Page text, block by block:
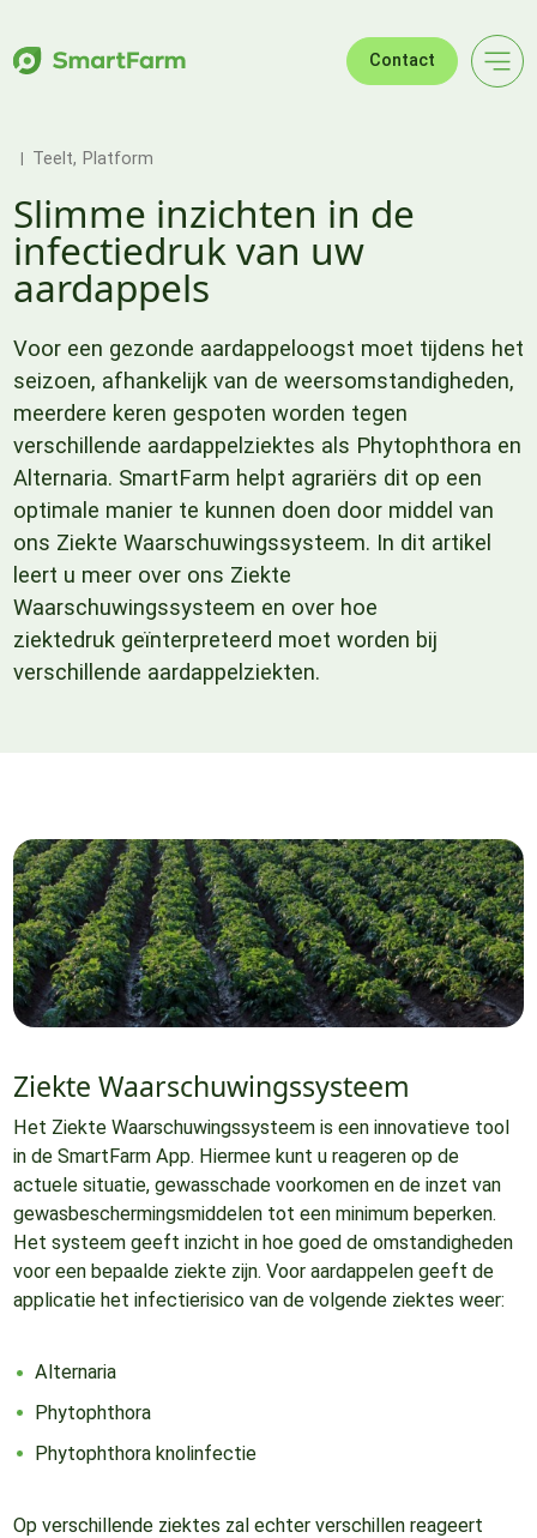
Contact
Teelt Platform
Slimme inzichten in de
infectiedruk van uw
aardappels
Voor een gezonde aardappeloogst moet tijdens het
seizoen, afhankelijk van de weersomstandigheden,
meerdere keren gespoten worden tegen
verschillende aardappelziektes als Phytophthora en
Alternaria. SmartFarm helpt agrariërs dit op een
optimale manier te kunnen doen door middel van
ons Ziekte Waarschuwingssysteem. In dit artikel
leert u meer over ons Ziekte
Waarschuwingssysteem en over hoe
ziektedruk geïnterpreteerd moet worden bij
verschillende aardappelziekten.
Ziekte Waarschuwingssysteem
Het Ziekte Waarschuwingssysteem is een innovatieve tool
in de SmartFarm App. Hiermee kunt u reageren op de
actuele situatie, gewasschade voorkomen en de inzet van
gewasbeschermingsmiddelen tot een minimum beperken.
Het systeem geeft inzicht in hoe goed de omstandigheden
voor een bepaalde ziekte zijn. Voor aardappelen geeft de
applicatie het infectierisico van de volgende ziektes weer:
Alternaria
Phytophthora
Phytophthora knolinfectie
Op verschillende ziektes zal echter verschillen reageert